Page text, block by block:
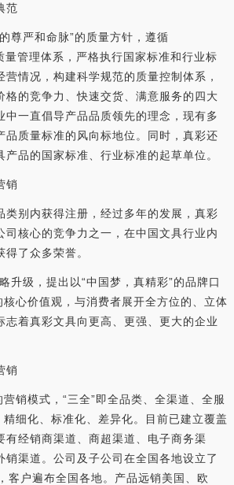
范
尊严和命脉”的质量方针，遵循
管理体系，严格执行国家标准和行业标
情况，构建科学规范的质量控制体系，
格的竞争力、快速交货、满意服务的四大
中一直倡导产品品质领先的理念，现有多
品质量标准的风向标地位。同时，真彩还
品的国家标准、行业标准的起草单位。
销
类别内获得注册，经过多年的发展，真彩
司核心的竞争力之一，在中国文具行业内
了众多荣誉。
升级，提出以“中国梦，真精彩”的品牌口
核心价值观，与消费者展开全方位的、立体
志着真彩文具向更高、更强、更大的企业
销
销模式，“三全”即全品类、全渠道、全服
精细化、标准化、差异化。目前已建立覆盖
有经销商渠道、商超渠道、电子商务渠
销渠道。公司及子公司在全国各地设立了
客户遍布全国各地。产品远销美国、欧